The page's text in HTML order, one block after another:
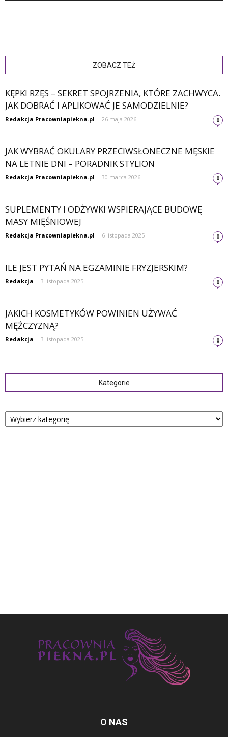
ZOBACZ TEŻ
KĘPKI RZĘS – SEKRET SPOJRZENIA, KTÓRE ZACHWYCA.
JAK DOBRAĆ I APLIKOWAĆ JE SAMODZIELNIE?
Redakcja Pracowniapiekna.pl - 26 maja 2026 0
JAK WYBRAĆ OKULARY PRZECIWSŁONECZNE MĘSKIE
NA LETNIE DNI – PORADNIK STYLION
Redakcja Pracowniapiekna.pl - 30 marca 2026 0
SUPLEMENTY I ODŻYWKI WSPIERAJĄCE BUDOWĘ
MASY MIĘŚNIOWEJ
Redakcja Pracowniapiekna.pl - 6 listopada 2025 0
ILE JEST PYTAŃ NA EGZAMINIE FRYZJERSKIM?
Redakcja - 3 listopada 2025 0
JAKICH KOSMETYKÓW POWINIEN UŻYWAĆ
MĘŻCZYZNĄ?
Redakcja - 3 listopada 2025 0
Kategorie
Kategorie
O NAS